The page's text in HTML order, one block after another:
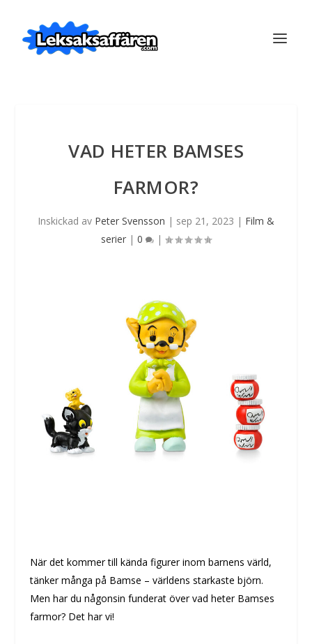
VAD HETER BAMSES
FARMOR?
Inskickad av Peter Svensson | sep 21, 2023 | Film &
serier | 0 |
När det kommer till kända figurer inom barnens värld,
tänker många på Bamse – världens starkaste björn.
Men har du någonsin funderat över vad heter Bamses
farmor? Det har vi!